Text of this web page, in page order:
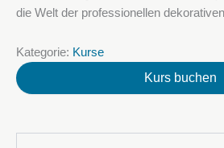
die Welt der professionellen
Kategorie: Kurse
Kurs buchen